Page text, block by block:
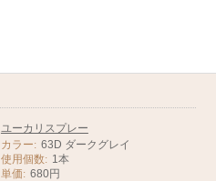
ユーカリスプレー
カラー: 63D ダークグレイ
使用個数: 1本
単価: 680円